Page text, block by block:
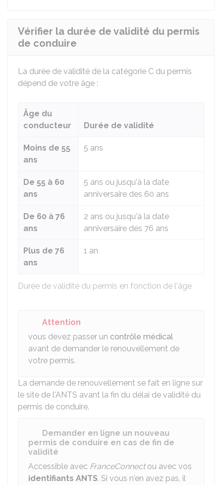
Vérifier la durée de validité du permis
de conduire
La durée de validité de la catégorie C du permis
dépend de votre âge :
Durée de validité du permis en fonction de l'âge
Âge du
conducteur
Durée de validité
Moins de 55
ans
5 ans
De 55 à 60
ans
5 ans ou jusqu'à la date
anniversaire des 60 ans
De 60 à 76
ans
2 ans ou jusqu'à la date
anniversaire des 76 ans
Plus de 76
ans
1 an
Attention
vous devez passer un contrôle médical
avant de demander le renouvellement de
votre permis.
La demande de renouvellement se fait en ligne sur
le site de l'ANTS avant la fin du délai de validité du
permis de conduire.
Demander en ligne un nouveau
permis de conduire en cas de fin de
validité
Accessible avec FranceConnectou avec vos
identifiants ANTS. Si vous n'en avez pas, il